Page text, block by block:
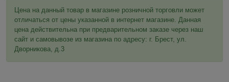
Цена на данный товар в магазине розничной торговли может
отличаться от цены указанной в интернет магазине. Данная
цена действительна при предварительном заказе через наш
сайт и самовывозе из магазина по адресу: г. Брест, ул.
Дворникова, д.3